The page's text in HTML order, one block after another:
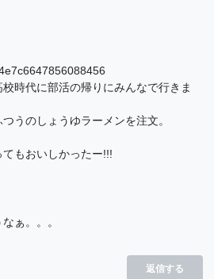
時代に部活の帰りにみんなで行きま
うのしょうゆラーメンを注文。
もおいしかったー!!!
ぁ。。。
返信する